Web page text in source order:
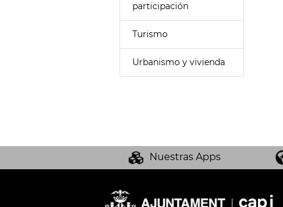
participación
Turismo
Urbanismo y vivienda
Nuestras Apps